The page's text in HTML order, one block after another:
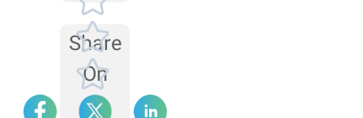
schließlich das
Ausrichtungssystem
überprüft werden.
Share
On